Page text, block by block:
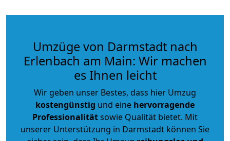
Umzüge von Darmstadt nach
Erlenbach am Main: Wir machen
es Ihnen leicht
Wir geben unser Bestes, dass hier Umzug
kostengünstig und eine hervorragende
Professionalitätsowie Qualität bietet. Mit
unserer Unterstützung in Darmstadt können Sie